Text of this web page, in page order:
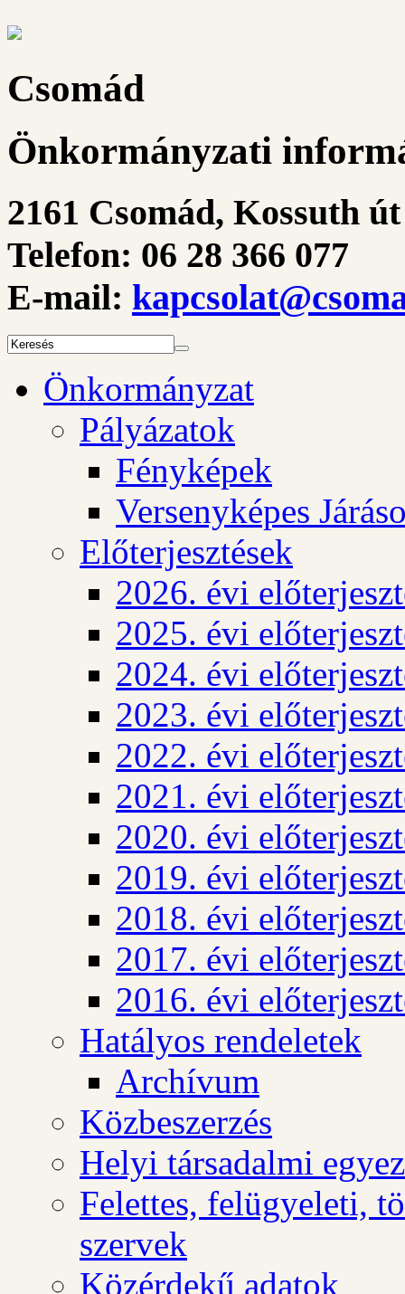
Csomád
Önkormányzati
2161 Csomád, Kossuth
Telefon: 06 28 366 077
E-mail:
Önkormányzat
Pályázatok
Fényképek
Versenyképes
Előterjesztések
2026. évi
2025. évi
2024. évi
2023. évi
2022. évi
2021. évi
2020. évi
2019. évi
2018. évi
2017. évi
2016. évi
Hatályos rendeletek
Archívum
Közbeszerzés
Helyi társadalmi
Felettes, felügyeleti,
szervek
Közérdekű adatok